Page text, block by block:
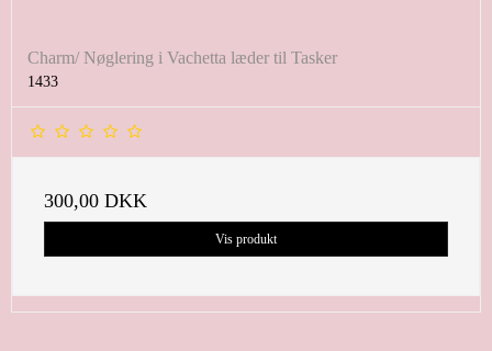
Charm/ Nøglering i Vachetta læder til Tasker
1433
300,00 DKK
Vis produkt